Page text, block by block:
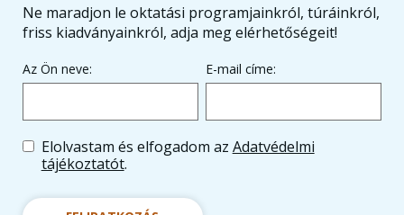
Ne maradjon le oktatási programjainkról, túráinkról,
friss kiadványainkról, adja meg elérhetőségeit!
Az Ön neve: E-mail címe:
Elolvastam és elfogadom az Adatvédelmi
tájékoztatót.